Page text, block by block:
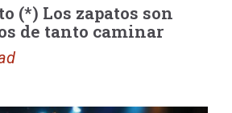
(*) Los zapatos son
de tanto caminar